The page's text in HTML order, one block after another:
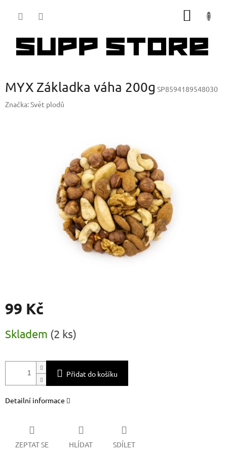
MYX Základka váha 200g SP8594189548030
Značka:Svět plodů
99 Kč
cena:
Skladem (2 ks)
Přidat do košíku
Detailní informace
ZEPTAT SE HLÍDAT SDÍLET